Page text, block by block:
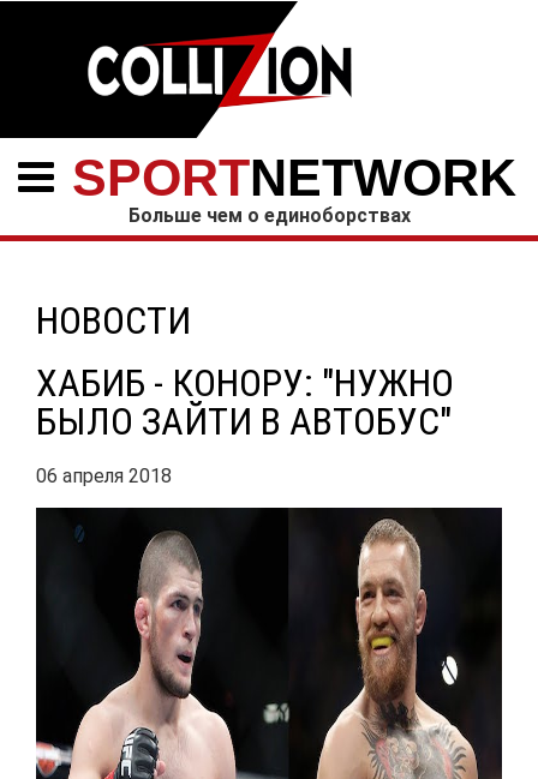
SPORTNETWORK
Больше чем о единоборствах
НОВОСТИ
ХАБИБ - КОНОРУ: "НУЖНО
БЫЛО ЗАЙТИ В АВТОБУС"
06 апреля 2018